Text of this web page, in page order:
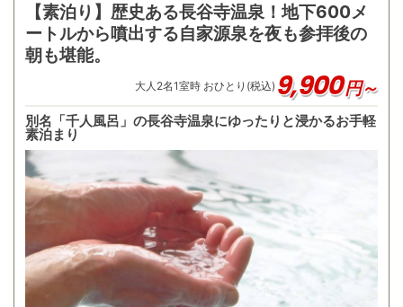
【素泊り】歴史ある長谷寺温泉！地下600メ
ートルから噴出する自家源泉を夜も参拝後の
朝も堪能。
大人 2名1室時 おひとり(税込) 9,900円～
別名「千人風呂」の長谷寺温泉にゆったりと浸かるお手軽
素泊まり